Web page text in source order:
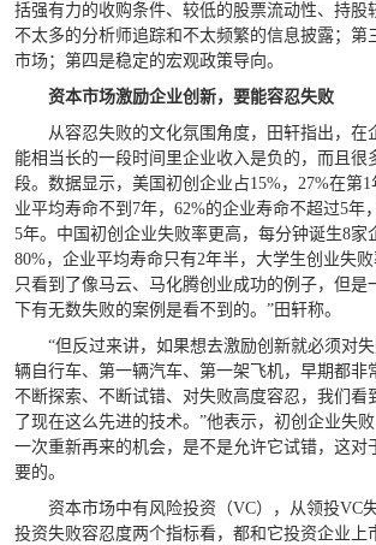
括强有力的收购条件、较低的股票流动性、持股
不太多的分析师追踪和不太频繁的信息披露；第
市场；第四是稳定的宏观政策导向。
资本市场激励企业创新，要能容忍失败
从容忍失败的文化氛围角度，田轩指出，在
能相当长的一段时间里企业收入是负的，而且很
段。数据显示，美国初创企业占15%，27%在第
业平均寿命不到7年，62%的企业寿命不超过5年
5年。中国初创企业失败率更高，每分钟诞生8家
80%，企业平均寿命只有2年半，大学生创业失败
只看到了像马云、马化腾创业成功的例子，但是
下有无数失败的案例是看不到的。”田轩称。
“但反过来讲，如果想去激励创新就必须对
辆自行车、第一辆汽车、第一架飞机，早期都非
不断探索、不断试错、对失败高度容忍，我们看
了现在这么先进的技术。”他表示，初创企业失
一次重新再来的机会，是不是允许它试错，这对
要的。
资本市场中有风险投资（VC），从领投VC
投资失败容忍度两个指标看，都和它投资企业上